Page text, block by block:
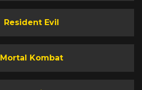
Resident Evil
Mortal Kombat